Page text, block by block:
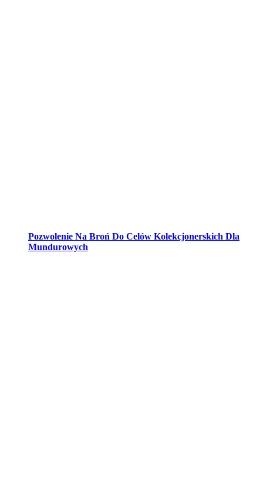
Pozwolenie Na Broń Do Celów Kolekcjonerskich Dla
Mundurowych